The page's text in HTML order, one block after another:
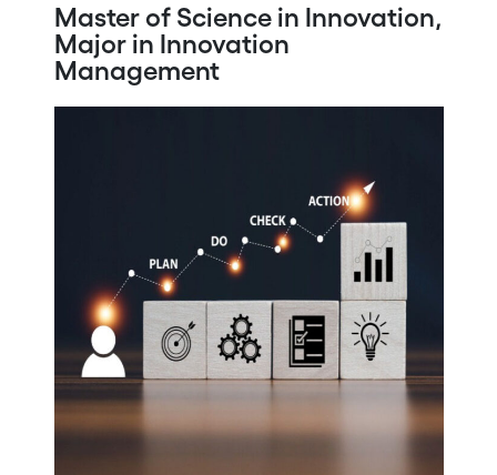
Master of Science in Innovation,
Major in Innovation
Management